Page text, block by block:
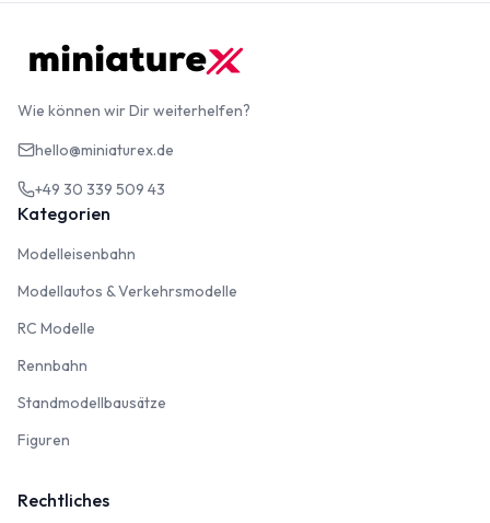
Wie können wir Dir weiterhelfen?
hello@miniaturex.de
+49 30 339 509 43
Kategorien
Modelleisenbahn
Modellautos & Verkehrsmodelle
RC Modelle
Rennbahn
Standmodellbausätze
Figuren
Rechtliches